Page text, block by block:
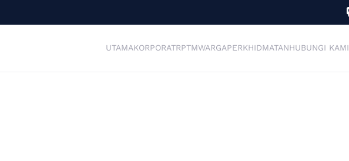
UTAMAKORPORATRPTMWARGAPERKHIDMATANHUBUNGI KAMI